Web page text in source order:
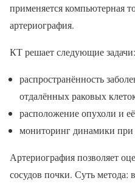
применяется компьютерная
артериография.
КТ решает следующие задачи:
распространённость
отдалённых раковых
расположение опухоли и
мониторинг динамики при
Артериография позволяет
сосудов почки. Суть